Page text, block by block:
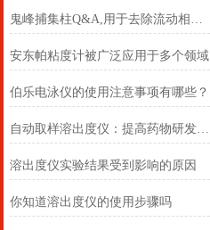
鬼峰捕集柱Q&A,用于去除流动相中杂质
安东帕粘度计被广泛应用于多个领域
伯乐电泳仪的使用注意事项有哪些？
自动取样溶出度仪：提高药物研发效率的重要工具
溶出度仪实验结果受到影响的原因
你知道溶出度仪的使用步骤吗